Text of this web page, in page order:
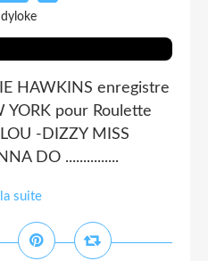
dyloke
HAWKINS enregistre
YORK pour Roulette
-DIZZY MISS
DO ...............
suite